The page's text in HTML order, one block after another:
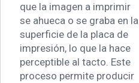
que la imagen a imprimir
se ahueca o se graba en la
superficie de la placa de
impresión, lo que la hace
perceptible al tacto. Este
proceso permite producir